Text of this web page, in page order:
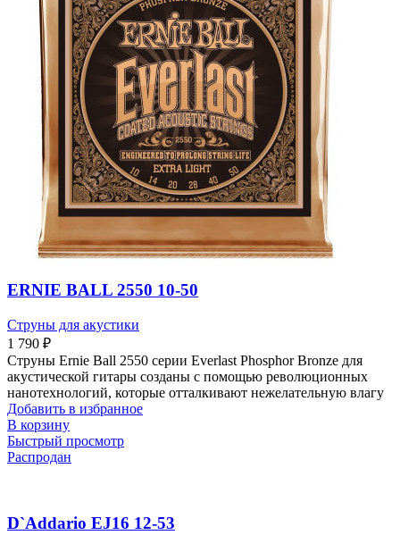
ERNIE BALL 2550 10-50
Струны для акустики
1 790 ₽
Струны Ernie Ball 2550 серии Everlast Phosphor Bronze для
акустической гитары созданы с помощью революционных
нанотехнологий, которые отталкивают нежелательную влагу
Добавить в избранное
В корзину
Быстрый просмотр
Распродан
D`Addario EJ16 12-53